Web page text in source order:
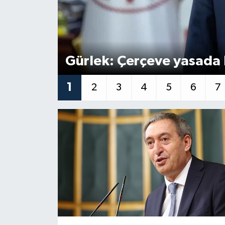
Gürlek: Çerçeve
1 2 3 4 5 6 7